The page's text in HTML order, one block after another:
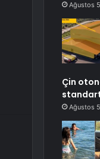
Ağustos
Çin
Ağustos